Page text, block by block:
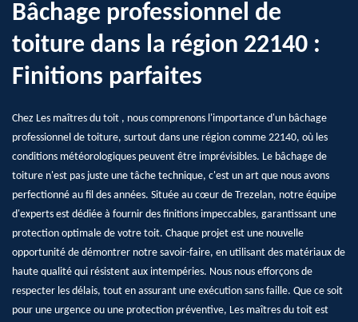
Bâchage professionnel de
toiture dans la région 22140 :
Finitions parfaites
Chez Les maîtres du toit , nous comprenons l'importance d'un bâchage
professionnel de toiture, surtout dans une région comme 22140, où les
conditions météorologiques peuvent être imprévisibles. Le bâchage de
toiture n'est pas juste une tâche technique, c'est un art que nous avons
perfectionné au fil des années. Située au cœur de Trezelan, notre équipe
d'experts est dédiée à fournir des finitions impeccables, garantissant une
protection optimale de votre toit. Chaque projet est une nouvelle
opportunité de démontrer notre savoir-faire, en utilisant des matériaux de
haute qualité qui résistent aux intempéries. Nous nous efforçons de
respecter les délais, tout en assurant une exécution sans faille. Que ce soit
pour une urgence ou une protection préventive, Les maîtres du toit est